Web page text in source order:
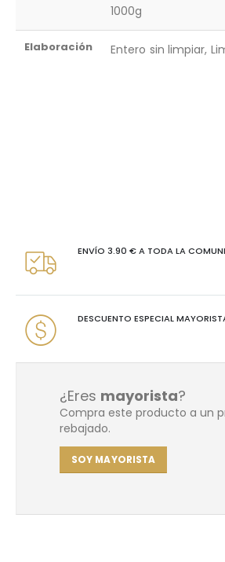
1000g
Elaboración Entero sin limpiar,
ENVÍO 3.90 € A TODA LA
DESCUENTO ESPECIAL
¿Eres mayorista?
Compra este producto a un
rebajado.
SOY MAYORISTA